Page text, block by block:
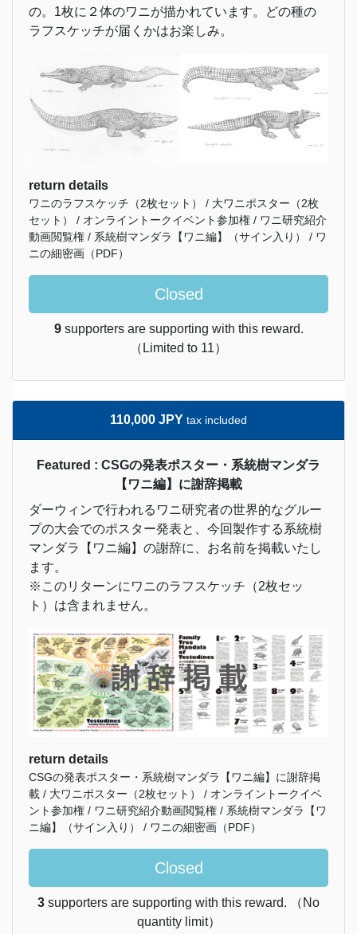
の。1枚に２体のワニが描かれています。どの種の
ラフスケッチが届くかはお楽しみ。
return details
ワニのラフスケッチ（2枚セット） / 大ワニポスター（2枚
セット） / オンライントークイベント参加権 / ワニ研究紹介
動画閲覧権 / 系統樹マンダラ【ワニ編】（サイン入り） / ワ
ニの細密画（PDF）
Closed
9supporters are supporting with this reward.
（Limited to 11）
110,000 JPY tax included
Featured : CSGの発表ポスター・系統樹マンダラ
【ワニ編】に謝辞掲載
ダーウィンで行われるワニ研究者の世界的なグルー
プの大会でのポスター発表と、今回製作する系統樹
マンダラ【ワニ編】の謝辞に、お名前を掲載いたし
ます。
※このリターンにワニのラフスケッチ（2枚セッ
ト）は含まれません。
return details
CSGの発表ポスター・系統樹マンダラ【ワニ編】に謝辞掲
載 / 大ワニポスター（2枚セット） / オンライントークイベ
ント参加権 / ワニ研究紹介動画閲覧権 / 系統樹マンダラ【ワ
ニ編】（サイン入り） / ワニの細密画（PDF）
Closed
3 supporters are supporting with this reward. （No
quantity limit）